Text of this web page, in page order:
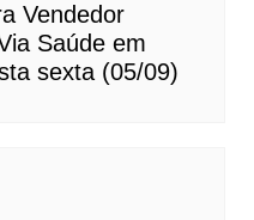
Vendedor
Saúde em
sexta (05/09)